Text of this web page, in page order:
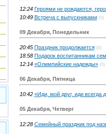
12:24 Героями не рождаются,
10:49 Встреча с выпускниками (0)
09 Декабря, Понедельник
20:45 Праздник продолжается (0)
18:58 Подарок воспитанникам
12:14 «Олимпийские надежды» (0)
06 Декабря, Пятница
10:42 «Иди, мой друг, иди всегда
05 Декабря, Четверг
12:28 Семейный праздник под